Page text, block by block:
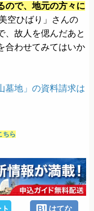
ので、地元の方々に
空ひばり」さんの
、故人を偲んだあと
合わせてみてはいか
墓地」の資料請求は
ちら
B! はてな